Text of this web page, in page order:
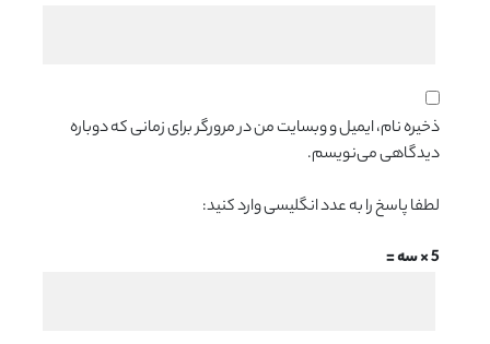
ذخیره نام، ایمیل و وبسایت من در مرورگر برای زمانی که دوباره
دیدگاهی می‌نویسم.
لطفا پاسخ را به عدد انگلیسی وارد کنید:
5 × سه =